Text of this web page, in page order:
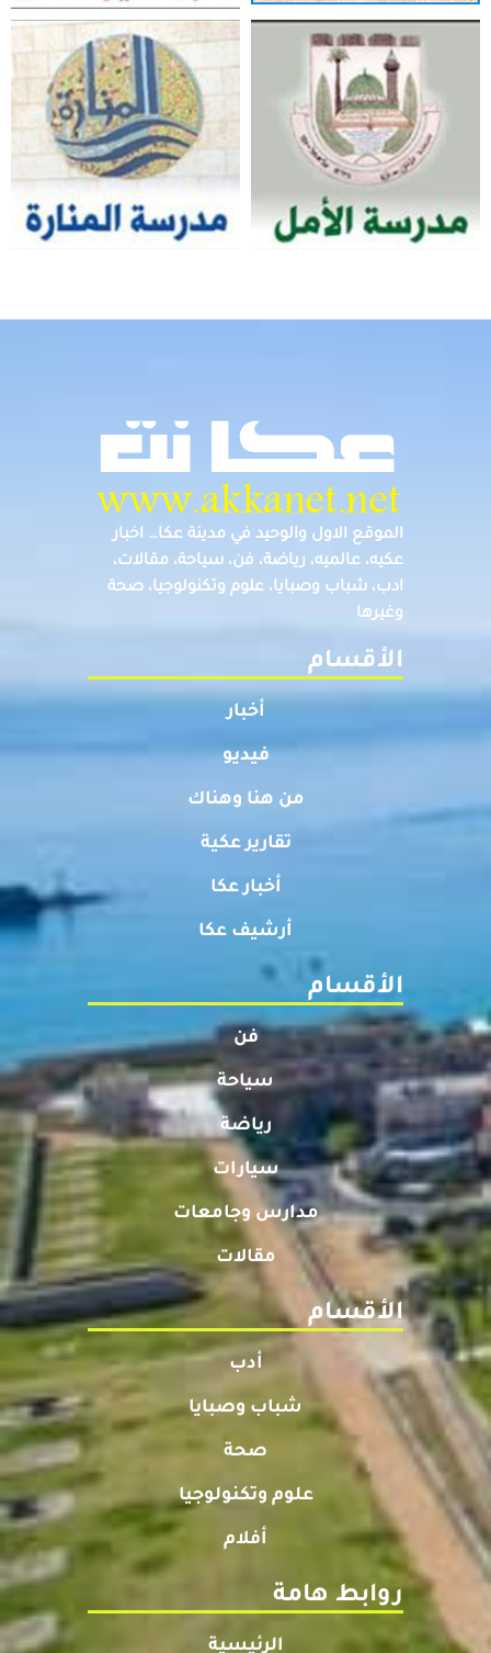
الموقع الاول والوحيد في مدينة عكا… اخبار
عكيه، عالميه، رياضة، فن، سياحة، مقالات،
ادب، شباب وصبايا، علوم وتكنولوجيا، صحة
وغيرها
الأقسام
أخبار
فيديو
من هنا وهناك
تقارير عكية
أخبار عكا
أرشيف عكا
الأقسام
فن
سياحة
رياضة
سيارات
مدارس وجامعات
مقالات
الأقسام
أدب
شباب وصبايا
صحة
علوم وتكنولوجيا
أفلام
روابط هامة
الرئيسية